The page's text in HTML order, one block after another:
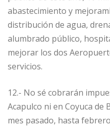
abastecimiento y
distribución de agua,
alumbrado público,
mejorar los dos
servicios.
12.- No sé cobrarán
Acapulco ni en Coyuca de
mes pasado, hasta